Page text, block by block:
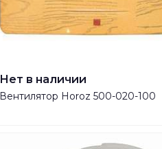
Нет в наличии
Вентилятор Horoz 500-020-100